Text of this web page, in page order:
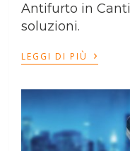
Antifurto in
soluzioni.
LEGGI DI PIÙ ›